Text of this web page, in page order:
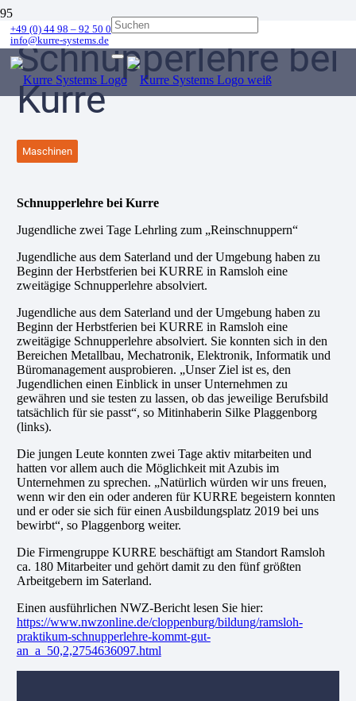
+49 (0) 44 98 – 92 50 0
info@kurre-systems.de
Schnupperlehre bei
Kurre
Maschinen
Schnupperlehre bei Kurre
Jugendliche zwei Tage Lehrling zum „Reinschnuppern“
Jugendliche aus dem Saterland und der Umgebung haben zu
Beginn der Herbstferien bei KURRE in Ramsloh eine
zweitägige Schnupperlehre absolviert.
Jugendliche aus dem Saterland und der Umgebung haben zu
Beginn der Herbstferien bei KURRE in Ramsloh eine
zweitägige Schnupperlehre absolviert. Sie konnten sich in den
Bereichen Metallbau, Mechatronik, Elektronik, Informatik und
Büromanagement ausprobieren. „Unser Ziel ist es, den
Jugendlichen einen Einblick in unser Unternehmen zu
gewähren und sie testen zu lassen, ob das jeweilige Berufsbild
tatsächlich für sie passt“, so Mitinhaberin Silke Plaggenborg
(links).
Die jungen Leute konnten zwei Tage aktiv mitarbeiten und
hatten vor allem auch die Möglichkeit mit Azubis im
Unternehmen zu sprechen. „Natürlich würden wir uns freuen,
wenn wir den ein oder anderen für KURRE begeistern konnten
und er oder sie sich für einen Ausbildungsplatz 2019 bei uns
bewirbt“, so Plaggenborg weiter.
Die Firmengruppe KURRE beschäftigt am Standort Ramsloh
ca. 180 Mitarbeiter und gehört damit zu den fünf größten
Arbeitgebern im Saterland.
Einen ausführlichen NWZ-Bericht lesen Sie hier:
https://www.nwzonline.de/cloppenburg/bildung/ramsloh-
praktikum-schnupperlehre-kommt-gut-
an_a_50,2,2754636097.html